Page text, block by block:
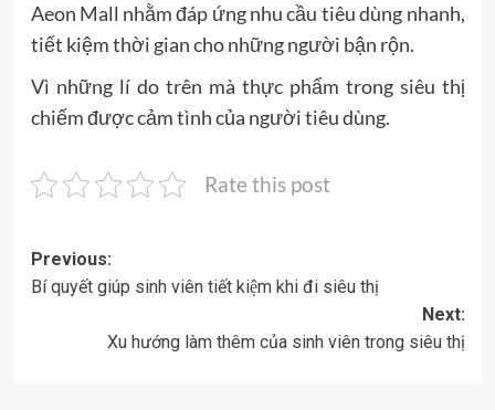
Aeon Mall nhằm đáp ứng nhu cầu tiêu dùng nhanh,
tiết kiệm thời gian cho những người bận rộn.
Vì những lí do trên mà thực phẩm trong siêu thị
chiếm được cảm tình của người tiêu dùng.
Rate this post
Post
navigation
Previous:
Bí quyết giúp sinh viên tiết kiệm khi đi siêu thị
Next:
Xu hướng làm thêm của sinh viên trong siêu thị